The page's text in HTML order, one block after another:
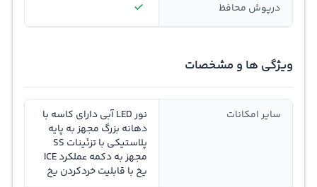
درپوش محافظ
ویژگی ها و مشخصات
سایر امکانات
نور LED آبی دارای کاسه با
دهانه بزرگ مجهز به پایه
پلاستیکی با تزئینات SS
مجهز به دکمه عملکرد ICE
یخ با قابلیت خردکردن یخ